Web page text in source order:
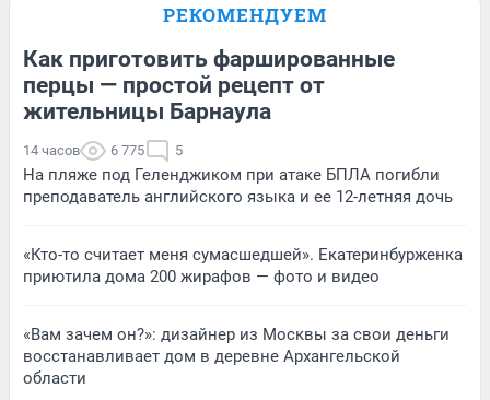
РЕКОМЕНДУЕМ
Как приготовить фаршированные
перцы — простой рецепт от
жительницы Барнаула
14 часов 6 775 5
На пляже под Геленджиком при атаке БПЛА погибли
преподаватель английского языка и ее 12-летняя дочь
«Кто-то считает меня сумасшедшей». Екатеринбурженка
приютила дома 200 жирафов — фото и видео
«Вам зачем он?»: дизайнер из Москвы за свои деньги
восстанавливает дом в деревне Архангельской
области